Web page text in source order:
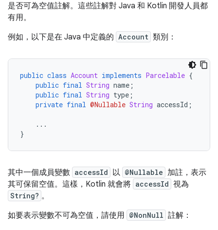
是否可為空值註解。這些註解對 Java 和 Kotlin 開發人員都
有用。
例如，以下是在 Java 中定義的 Account 類別：
public class Account implements Parcelable {
public final String name ;
public final String type ;
private final @Nullable String accessId ;
...
}
其中一個成員變數 accessId 以 @Nullable 加註，表示
其可保留空值。這樣，Kotlin 就會將 accessId 視為
String? 。
如要表示變數不可為空值，請使用 @NonNull 註解：